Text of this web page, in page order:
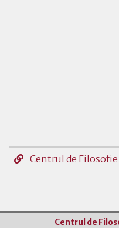
Centrul de
Centrul de